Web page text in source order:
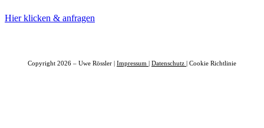
Hier klicken & anfragen
Copyright 2026 – Uwe Rössler | Impressum | Datenschutz | Cookie Richtlinie